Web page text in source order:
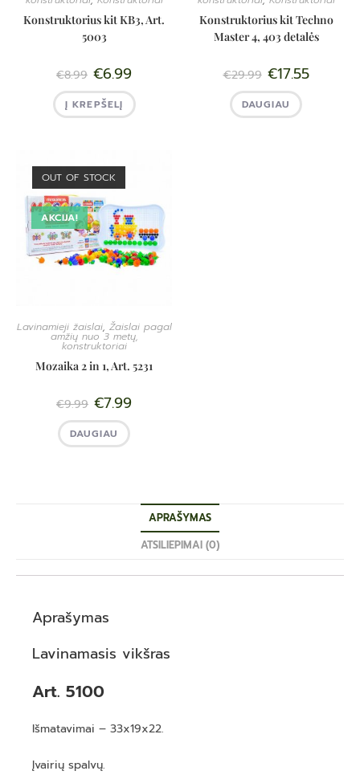
Konstruktorius kit KB3, Art.
5003
€8.99 €6.99
Į KREPŠELĮ
Konstruktorius kit Techno
Master 4, 403 detalės
€29.99 €17.55
DAUGIAU
OUT OF STOCK
AKCIJA!
Lavinamieji žaislai, Žaislai pagal
amžių nuo 3 metų,
konstruktoriai
Mozaika 2 in 1, Art. 5231
€9.99 €7.99
DAUGIAU
APRAŠYMAS
ATSILIEPIMAI (0)
Aprašymas
Lavinamasis vikšras
Art. 5100
Išmatavimai – 33x19x22.
Įvairių spalvų.